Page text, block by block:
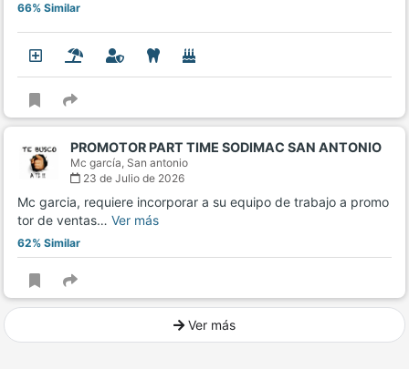
66% Similar
PROMOTOR PART TIME SODIMAC SAN ANTONIO
Mc garcía, San antonio
23 de Julio de 2026
Mc garcia, requiere incorporar a su equipo de trabajo a promo
tor de ventas… Ver más
62% Similar
Ver más